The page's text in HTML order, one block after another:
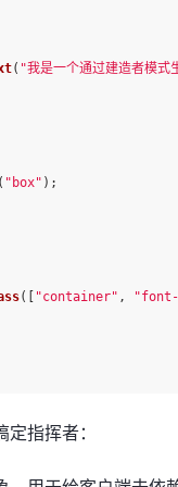
( "我是一个通过建造者模
( "box" );
([ "container" ,
指挥者：